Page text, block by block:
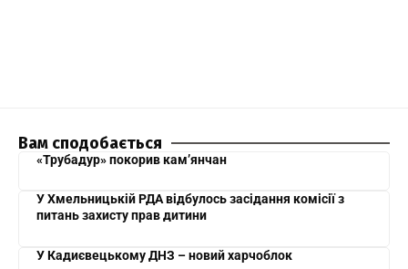
Вам сподобається
«Трубадур» покорив кам’янчан
У Хмельницькій РДА відбулось засідання комісії з
питань захисту прав дитини
У Кадиєвецькому ДНЗ – новий харчоблок